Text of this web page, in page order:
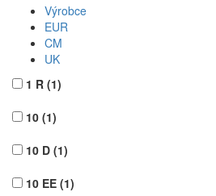
Výrobce
EUR
CM
UK
1 R (1)
10 (1)
10 D (1)
10 EE (1)